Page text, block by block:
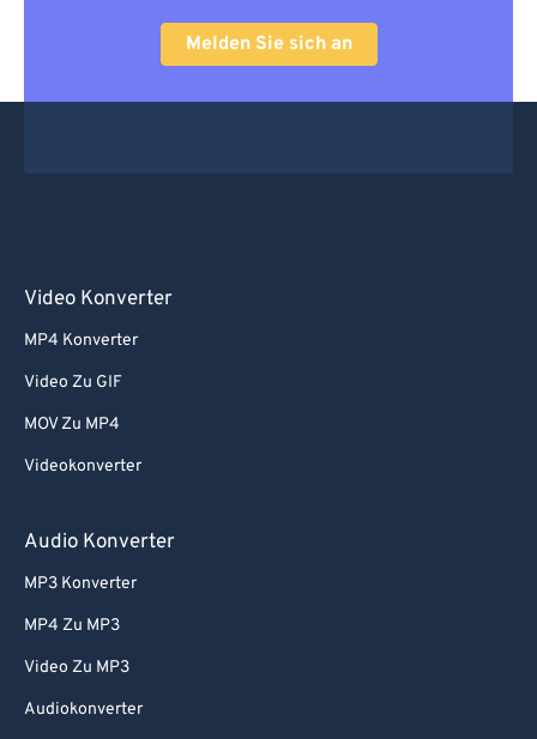
Melden Sie sich an
Video Konverter
MP4 Konverter
Video Zu GIF
MOV Zu MP4
Videokonverter
Audio Konverter
MP3 Konverter
MP4 Zu MP3
Video Zu MP3
Audiokonverter